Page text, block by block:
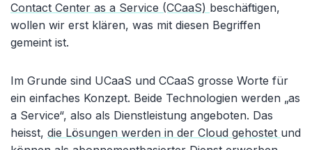
Contact Center as a Service (CCaaS) beschäftigen,
wollen wir erst klären, was mit diesen Begriffen
gemeint ist.
Im Grunde sind UCaaS und CCaaS grosse Worte für
ein einfaches Konzept. Beide Technologien werden „as
a Service“, also als Dienstleistung angeboten. Das
heisst, die Lösungen werden in der Cloud gehostet und